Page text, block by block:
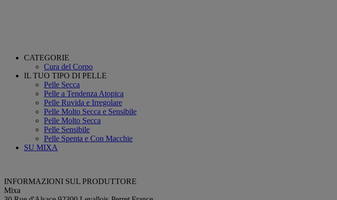
CATEGORIE
Cura del Corpo
IL TUO TIPO DI PELLE
Pelle Secca
Pelle a Tendenza Atopica
Pelle Ruvida e Irregolare
Pelle Molto Secca e Sensibile
Pelle Molto Secca
Pelle Sensibile
Pelle Spenta e Con Macchie
SU MIXA
INFORMAZIONI SUL PRODUTTORE
Mixa